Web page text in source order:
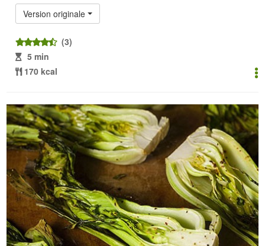
Version originale
(3)
5 min
170 kcal